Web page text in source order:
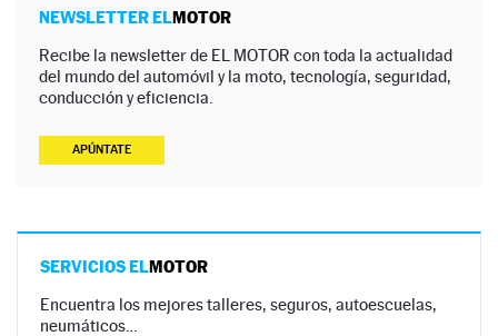
NEWSLETTER ELMOTOR
Recibe la newsletter de EL MOTOR con toda la actualidad
del mundo del automóvil y la moto, tecnología, seguridad,
conducción y eficiencia.
APÚNTATE
SERVICIOS ELMOTOR
Encuentra los mejores talleres, seguros, autoescuelas,
neumáticos…